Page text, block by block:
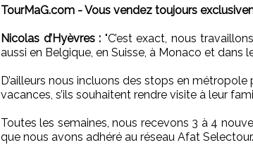
TourMaG.com - Vous vendez toujours
Nicolas d’Hyèvres : "C’est exact, nous
aussi en Belgique, en Suisse, à Monaco et dans
D’ailleurs nous incluons des stops en
vacances, s’ils souhaitent rendre visite à leur
Toutes les semaines, nous recevons 3 à 4
que nous avons adhéré au réseau Afat Selectour.